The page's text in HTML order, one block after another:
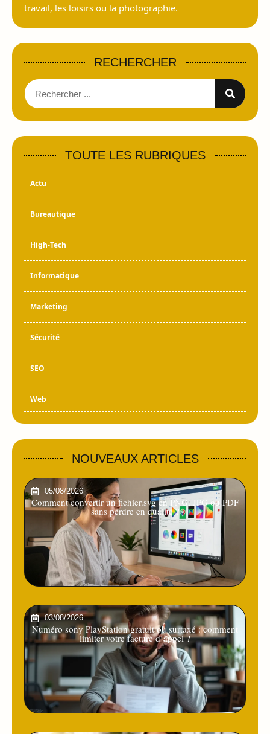
travail, les loisirs ou la photographie.
RECHERCHER
TOUTE LES RUBRIQUES
Actu
Bureautique
High-Tech
Informatique
Marketing
Sécurité
SEO
Web
NOUVEAUX ARTICLES
05/08/2026
Comment convertir un fichier.svg en PNG, JPG ou PDF
sans perdre en qualité ?
03/08/2026
Numéro sony PlayStation gratuit ou surtaxé : comment
limiter votre facture d’appel ?